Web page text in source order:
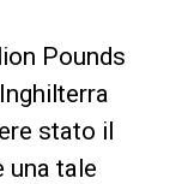
Pounds
stato il
una tale